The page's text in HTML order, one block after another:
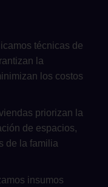
técnicas de
la
los costos
priorizan la
de espacios,
de la familia
insumos